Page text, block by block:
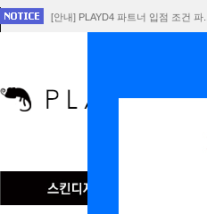
[안내] PLAYD4 파트너 입점 조건 파...